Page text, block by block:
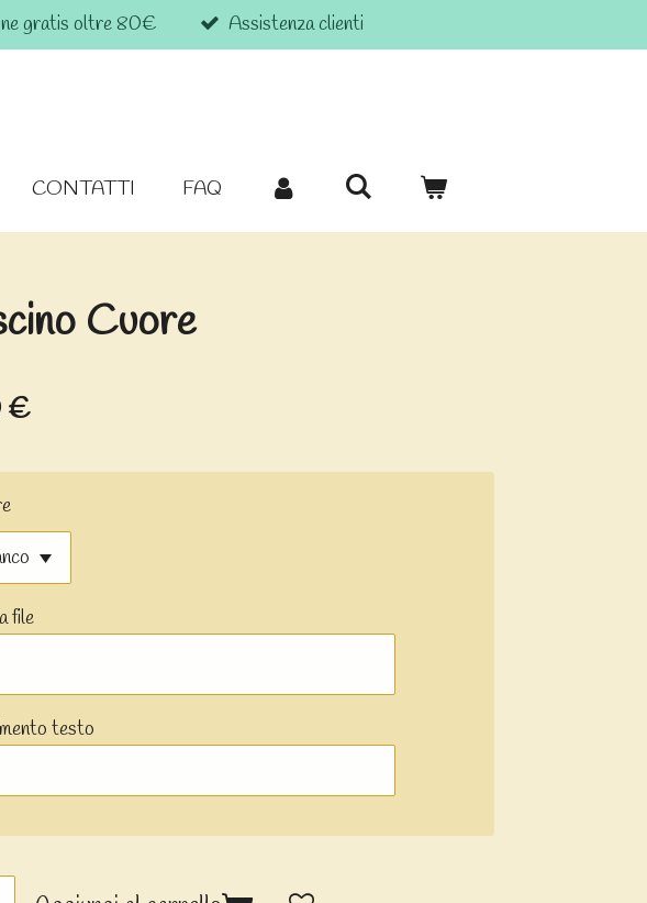
gratis oltre 80€ Assistenza clienti
CONTATTI FAQ
Cuore
€
file
testo